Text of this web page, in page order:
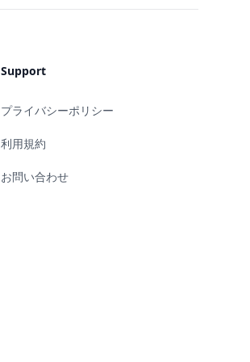
Support
プライバシーポリシー
利用規約
お問い合わせ